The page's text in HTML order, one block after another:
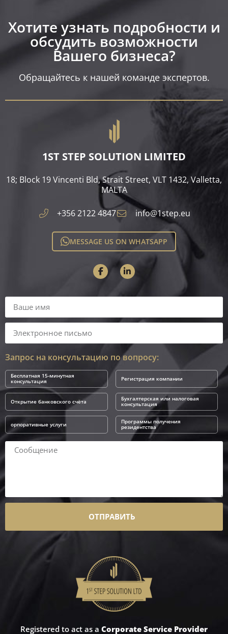
Хотите узнать подробности и
обсудить возможности
Вашего бизнеса?​
Обращайтесь к нашей команде экспертов.
1ST STEP SOLUTION LIMITED
18; Block 19 Vincenti Bld, Strait Street, VLT 1432, Valletta,
MALTA​
+356 2122 4847 info@1step.eu
MESSAGE US ON WHATSAPP
Запрос на консультацию по вопросу:
Бесплатная 15-минутная
консультация Регистрация компании
Открытие банковского счёта Бухгалтерская или налоговая
консультация
орпоративные услуги Программы получения
резидентства
ОТПРАВИТЬ
Registered to act as a Corporate Service Provider